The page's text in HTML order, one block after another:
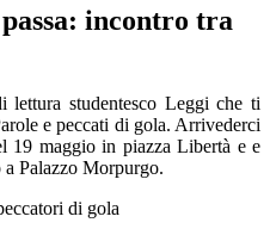
incontro tra
studentesco Leggi che ti
e peccati di gola. Arrivederci
maggio in piazza Libertà e e
Palazzo Morpurgo.